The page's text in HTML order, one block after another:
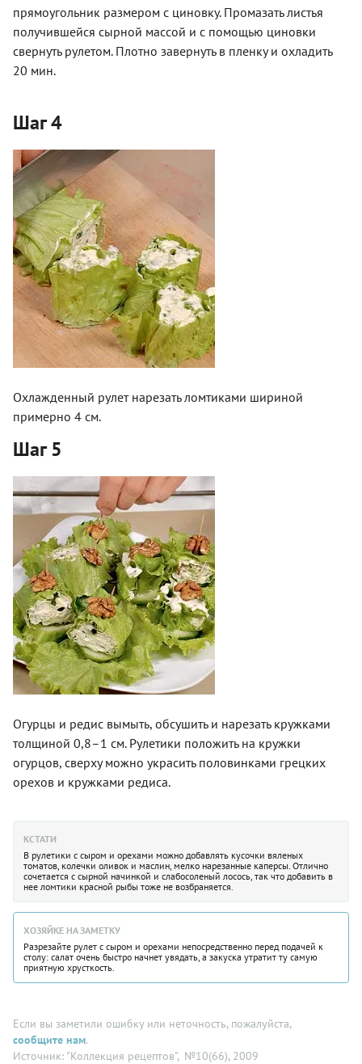
прямоугольник размером с циновку. Промазать листья
получившейся сырной массой и с помощью циновки
свернуть рулетом. Плотно завернуть в пленку и охладить
20 мин.
Шаг 4
Охлажденный рулет нарезать ломтиками шириной
примерно 4 см.
Шаг 5
Огурцы и редис вымыть, обсушить и нарезать кружками
толщиной 0,8–1 см. Рулетики положить на кружки
огурцов, сверху можно украсить половинками грецких
орехов и кружками редиса.
КСТАТИ
В рулетики с сыром и орехами можно добавлять кусочки вяленых
томатов, колечки оливок и маслин, мелко нарезанные каперсы. Отлично
сочетается с сырной начинкой и слабосоленый лосось, так что добавить в
нее ломтики красной рыбы тоже не возбраняется.
ХОЗЯЙКЕ НА ЗАМЕТКУ
Разрезайте рулет с сыром и орехами непосредственно перед подачей к
столу: салат очень быстро начнет увядать, а закуска утратит ту самую
приятную хрусткость.
Если вы заметили ошибку или неточность, пожалуйста,
сообщите нам.
Источник: "Коллекция рецептов", №10(66), 2009